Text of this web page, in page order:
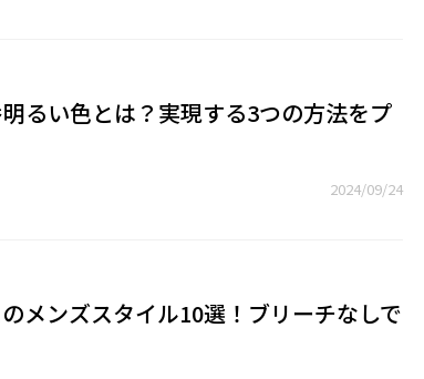
るい色とは？実現する3つの方法をプ
2024/09/24
メンズスタイル10選！ブリーチなしで